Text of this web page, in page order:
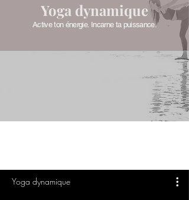
Yoga dynamique
Active ton énergie. Incarne ta puissance.
Yoga dynamique